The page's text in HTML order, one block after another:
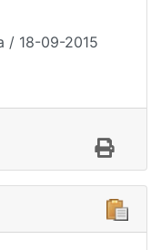
/ 18-09-2015